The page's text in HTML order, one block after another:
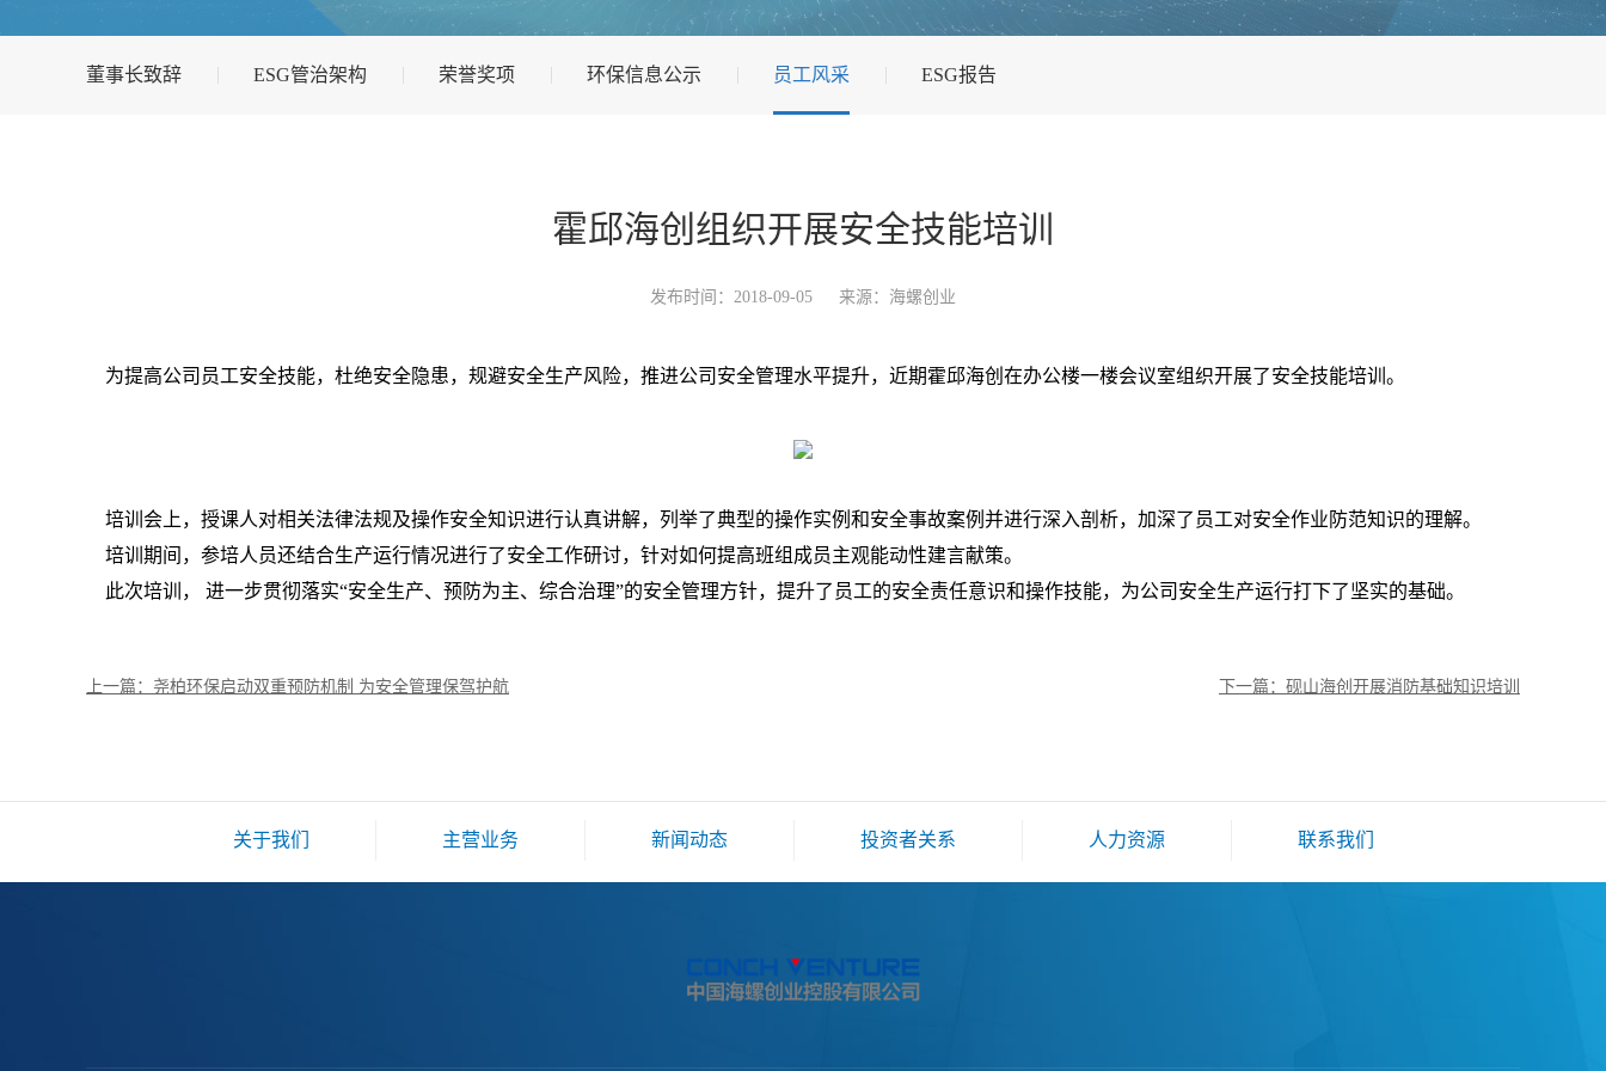
董事长致辞 ESG管治架构 荣誉奖项 环保信息公示 员工风采 ESG报告
霍邱海创组织开展安全技能培训
发布时间：2018-09-05 来源：海螺创业
为提高公司员工安全技能，杜绝安全隐患，规避安全生产风险，推进公司安全管理水平提升，近期霍邱海创在办公楼一楼会议室组织开展了安全技能培训。
培训会上，授课人对相关法律法规及操作安全知识进行认真讲解，列举了典型的操作实例和安全事故案例并进行深入剖析，加深了员工对安全作业防范知识的理解。
培训期间，参培人员还结合生产运行情况进行了安全工作研讨，针对如何提高班组成员主观能动性建言献策。
此次培训， 进一步贯彻落实“安全生产、预防为主、综合治理”的安全管理方针，提升了员工的安全责任意识和操作技能，为公司安全生产运行打下了坚实的基础。
上一篇：尧柏环保启动双重预防机制 为安全管理保驾护航 下一篇：砚山海创开展消防基础知识培训
关于我们 主营业务 新闻动态 投资者关系 人力资源 联系我们